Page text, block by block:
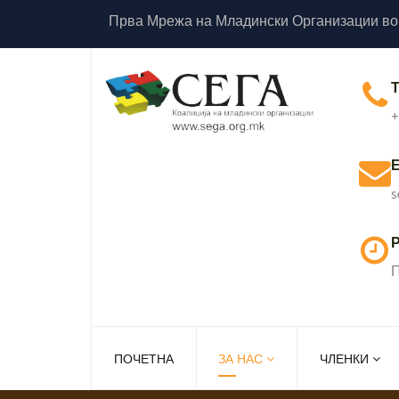
Прва Мрежа на Младински Организации
ПОЧЕТНА ЗА НАС ЧЛЕНКИ